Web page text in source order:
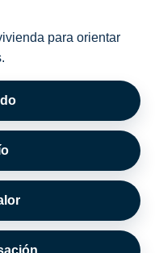
para orientar